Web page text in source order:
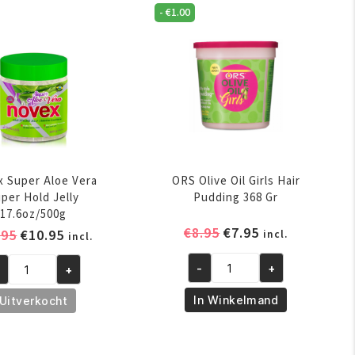
aantal
Super Aloe Vera
Hold Jelly
17.6oz/500g
Oorspronkelijke
was:
€11.95.
€10.95 Huidige
prijs
is:
€10.95.
incl.
+
Uitverkocht
- €1.00
ORS Olive Oil Girls Hair
Pudding 368 Gr
€8.95Oorspronkelijke
was:
€8.95.
€7.95 Huidige
prijs
is:
€7.95.
incl.
ORS
Olive
Oil
- +
In Winkelmand